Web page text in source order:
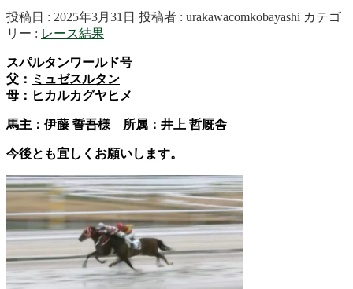
投稿日 : 2025年3月31日 投稿者 : urakawacomkobayashi カテゴ
リー : レース結果
スパルタンワールド号
父： ミュゼスルタン
母： ヒカルカグヤヒメ
馬主： 伊藤 誓吾様 所属： 井上 哲厩舎
今後とも宜しくお願いします。